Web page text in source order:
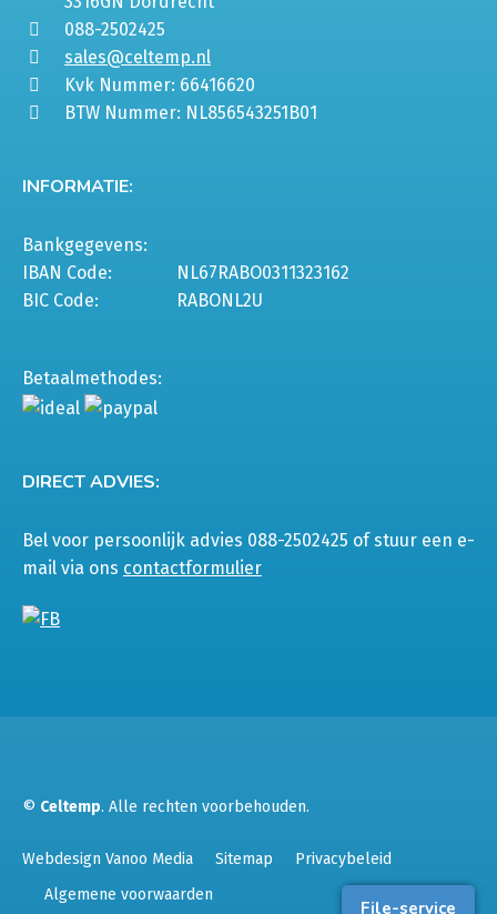
088-2502425
sales@celtemp.nl
Kvk Nummer: 66416620
BTW Nummer: NL856543251B01
INFORMATIE:
Bankgegevens:
IBAN Code:
NL67RABO0311323162
BIC Code:
RABONL2U
Betaalmethodes:
DIRECT ADVIES:
Bel voor persoonlijk advies 088-2502425 of stuur een e-
mail via ons contactformulier
File-service
© Celtemp. Alle rechten voorbehouden.
Webdesign Vanoo Media Sitemap
Privacybeleid
Algemene voorwaarden